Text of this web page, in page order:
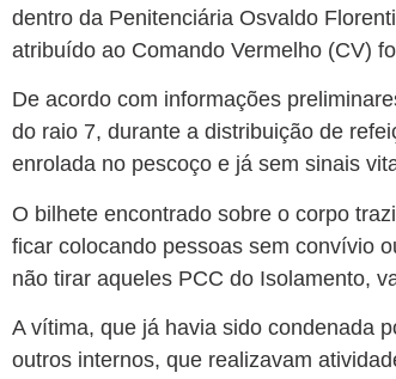
dentro da Penitenciária Osvaldo
atribuído ao Comando Vermelho (CV)
De acordo com informações
do raio 7, durante a distribuição de
enrolada no pescoço e já sem sinais
O bilhete encontrado sobre o corpo
ficar colocando pessoas sem convívio
não tirar aqueles PCC do Isolamento,
A vítima, que já havia sido condenada
outros internos, que realizavam